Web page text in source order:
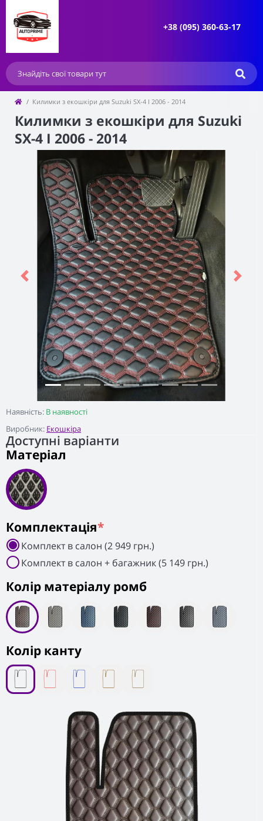
+38 (095) 360-63-17
Килимки з екошкіри для Suzuki SX-4 I 2006 - 2014
Килимки з екошкіри для Suzuki
SX-4 I 2006 - 2014
Наявність: В наявності
Виробник: Екошкіра
Previous Next
Доступні варіанти
Матеріал
Колiр матеріалу ромб
Колір канту
Комплектація*
Комплект в салон (2 949 грн.)
Комплект в салон + багажник (5 149 грн.)